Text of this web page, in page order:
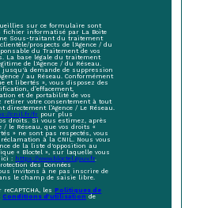
sur ce formulaire sont
fichier informatisé par La Boite
Sous-traitant du traitement
prospects de l'Agence / du
du Traitement de vos
La base légale du traitement
de l'Agence / du Réseau.
jusqu'à demande de suppression
/ au Réseau. Conformément
et libertés », vous disposez des
d’effacement,
et de portabilité de vos
retirer votre consentement à tout
directement l’Agence / Le Réseau.
cnil.fr/fr pour plus
droits. Si vous estimez, après
/ le Réseau, que vos droits «
» ne sont pas respectés, vous
à la CNIL. Nous vous
de la liste d'opposition au
« Bloctel », sur laquelle vous
ici : https://www.bloctel.gouv.fr.
des Données
invitons à ne pas inscrire de
le champ de saisie libre.
reCAPTCHA, lesPolitiques de
Conditions d'utilisation de